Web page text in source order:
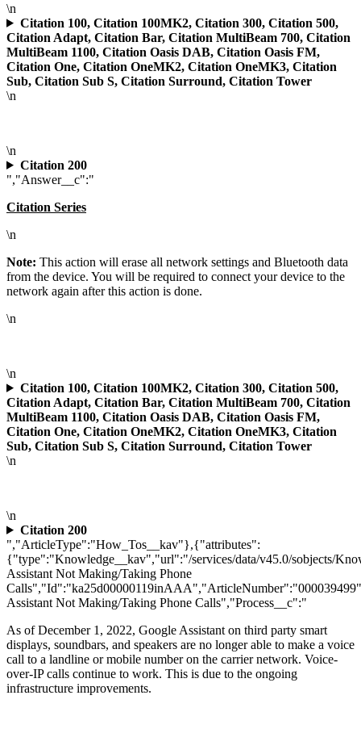
\n
Citation 100, Citation 100MK2, Citation 300, Citation 500,
Citation Adapt, Citation Bar, Citation MultiBeam 700, Citation
MultiBeam 1100, Citation Oasis DAB, Citation Oasis FM,
Citation One, Citation OneMK2, Citation OneMK3, Citation
Sub, Citation Sub S, Citation Surround, Citation Tower
\n
\n
Citation 200
","Answer__c":"
Citation Series
\n
Note: This action will erase all network settings and Bluetooth data
from the device. You will be required to connect your device to the
network again after this action is done.
\n
\n
Citation 100, Citation 100MK2, Citation 300, Citation 500,
Citation Adapt, Citation Bar, Citation MultiBeam 700, Citation
MultiBeam 1100, Citation Oasis DAB, Citation Oasis FM,
Citation One, Citation OneMK2, Citation OneMK3, Citation
Sub, Citation Sub S, Citation Surround, Citation Tower
\n
\n
Citation 200
","ArticleType":"How_Tos__kav"},{"attributes":
{"type":"Knowledge__kav","url":"/services/data/v45.0/sobjects/
Assistant Not Making/Taking Phone
Assistant Not Making/Taking Phone Calls","Process__c":"
As of December 1, 2022, Google Assistant on third party smart
displays, soundbars, and speakers are no longer able to make a voice
call to a landline or mobile number on the carrier network. Voice-
over-IP calls continue to work. This is due to the ongoing
infrastructure improvements.